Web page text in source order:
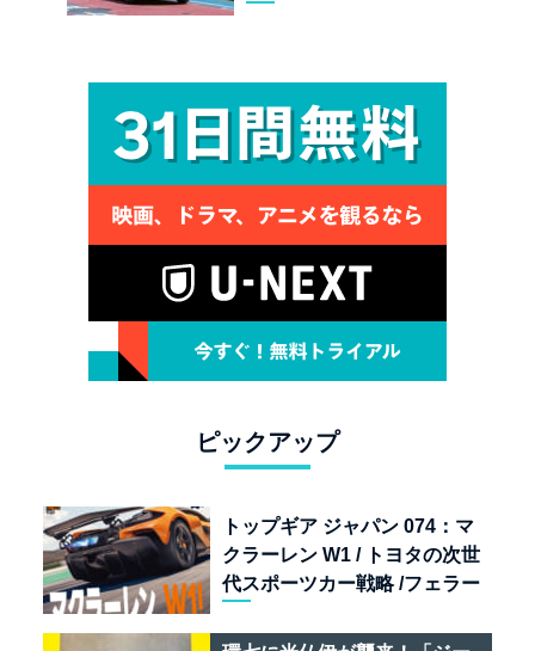
ピックアップ
トップギア ジャパン 074：マ
クラーレン W1 / トヨタの次世
代スポーツカー戦略 /フェラー
リオ /ベントレー スーパース